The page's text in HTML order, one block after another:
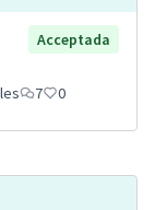
Acceptada
7 0